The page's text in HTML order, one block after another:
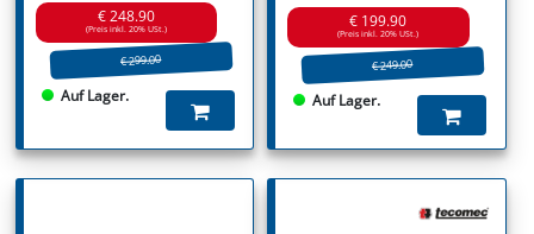
€ 248.90
(Preis inkl. 20% USt.)
€ 299.00
Auf Lager.
€ 199.90
(Preis inkl. 20% USt.)
€ 249.00
Auf Lager.